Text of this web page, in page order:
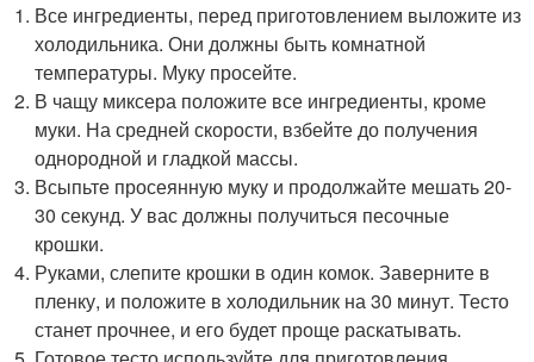
Все ингредиенты, перед приготовлением выложите из
холодильника. Они должны быть комнатной
температуры. Муку просейте.
В чащу миксера положите все ингредиенты, кроме
муки. На средней скорости, взбейте до получения
однородной и гладкой массы.
Всыпьте просеянную муку и продолжайте мешать 20-
30 секунд. У вас должны получиться песочные
крошки.
Руками, слепите крошки в один комок. Заверните в
пленку, и положите в холодильник на 30 минут. Тесто
станет прочнее, и его будет проще раскатывать.